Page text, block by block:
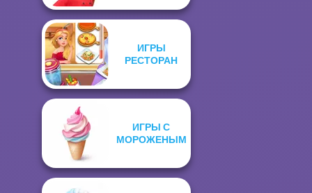
ИГРЫ
РЕСТОРАН
ИГРЫ С
МОРОЖЕНЫМ